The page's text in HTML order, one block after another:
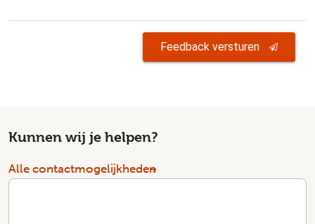
Feedback versturen
Kunnen wij je helpen?
Alle contactmogelijkheden